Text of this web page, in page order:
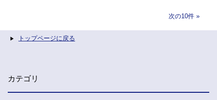
次の10件
トップページに戻る
カテゴリ